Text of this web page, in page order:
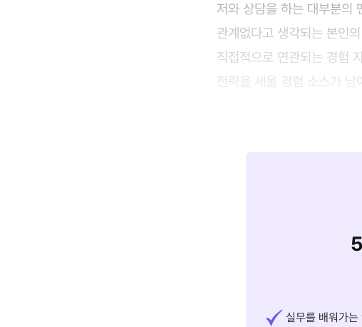
저와 상담을 하는 대부분의
관계없다고 생각되는 본인
직접적으로 연관되는 경험
전략을 세울 경험 소스가 남
실무를 배워가는